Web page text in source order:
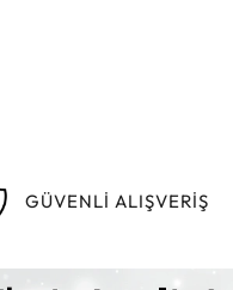
GÜVENLİ ALIŞVERİŞ